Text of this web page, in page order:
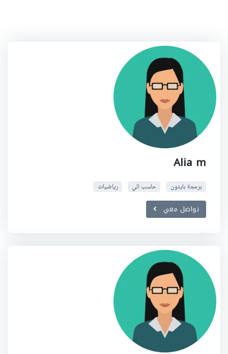
Alia m
برمجة بايثون حاسب الي رياضيات
تواصل معي